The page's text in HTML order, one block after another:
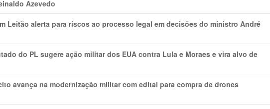
Azevedo
Leitão alerta para riscos ao processo legal em decisões do ministro André
do PL sugere ação militar dos EUA contra Lula e Moraes e vira alvo de
avança na modernização militar com edital para compra de drones